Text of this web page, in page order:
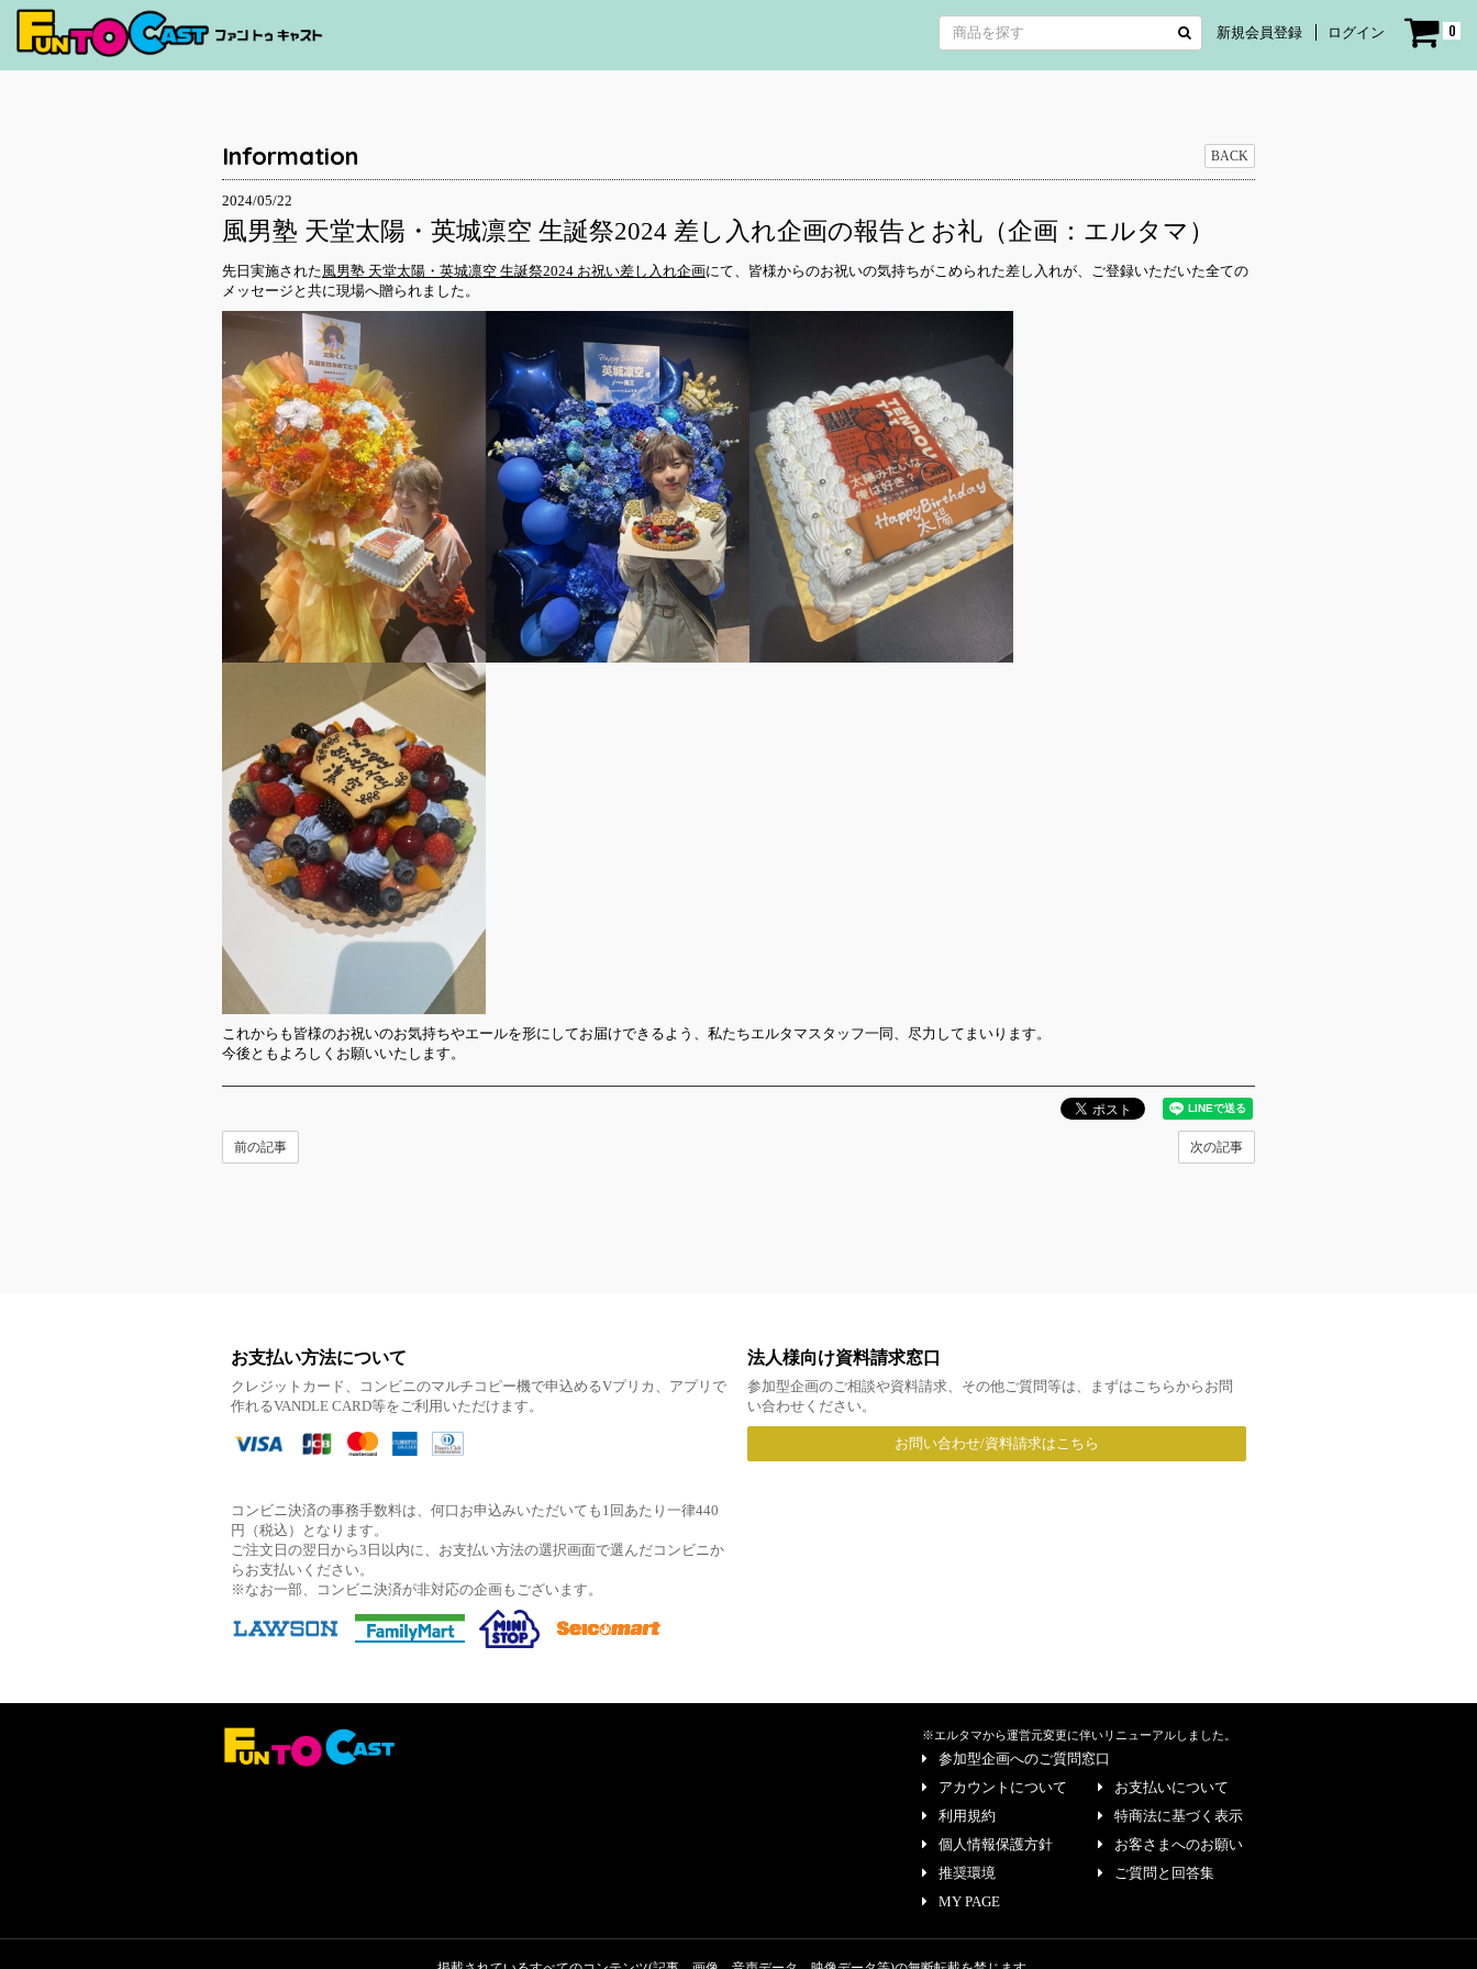
新規会員登録 ログイン 0
Information BACK
2024/05/22
風男塾 天堂太陽・英城凛空 生誕祭2024 差し入れ企画の報告とお礼（企画：エルタマ）
先日実施された風男塾 天堂太陽・英城凛空 生誕祭2024 お祝い差し入れ企画にて、皆様からのお祝いの気持ちがこめられた差し入れが、ご登録いただいた全ての
メッセージと共に現場へ贈られました。
これからも皆様のお祝いのお気持ちやエールを形にしてお届けできるよう、私たちエルタマスタッフ一同、尽力してまいります。
今後ともよろしくお願いいたします。
次の記事
前の記事
お支払い方法について
クレジットカード、コンビニのマルチコピー機で申込めるVプリカ、アプリで
作れるVANDLE CARD等をご利用いただけます。
コンビニ決済の事務手数料は、何口お申込みいただいても1回あたり一律440
円（税込）となります。
ご注文日の翌日から3日以内に、お支払い方法の選択画面で選んだコンビニか
らお支払いください。
※なお一部、コンビニ決済が非対応の企画もございます。
法人様向け資料請求窓口
参加型企画のご相談や資料請求、その他ご質問等は、まずはこちらからお問
い合わせください。
お問い合わせ/資料請求はこちら
※エルタマから運営元変更に伴いリニューアルしました。
参加型企画へのご質問窓口
アカウントについて
お支払いについて
利用規約
特商法に基づく表示
個人情報保護方針
お客さまへのお願い
推奨環境
ご質問と回答集
MY PAGE